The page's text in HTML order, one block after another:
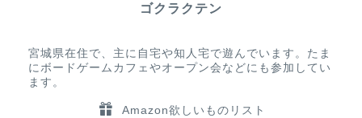
ゴクラクテン
宮城県在住で、主に自宅や知人宅で遊んでいます。たま
にボードゲームカフェやオープン会などにも参加してい
ます。
Amazon欲しいものリスト